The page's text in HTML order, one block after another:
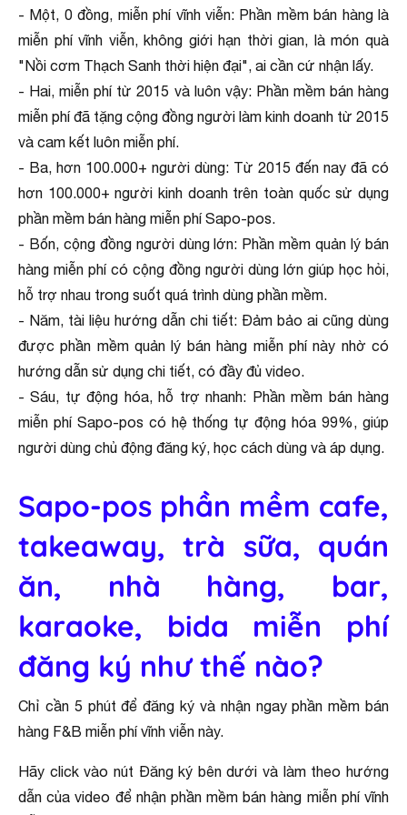
- Một, 0 đồng, miễn phí vĩnh viễn: Phần mềm bán hàng là
miễn phí vĩnh viễn, không giới hạn thời gian, là món quà
"Nồi cơm Thạch Sanh thời hiện đại", ai cần cứ nhận lấy.
- Hai, miễn phí từ 2015 và luôn vậy: Phần mềm bán hàng
miễn phí đã tặng cộng đồng người làm kinh doanh từ 2015
và cam kết luôn miễn phí.
- Ba, hơn 100.000+ người dùng: Từ 2015 đến nay đã có
hơn 100.000+ người kinh doanh trên toàn quốc sử dụng
phần mềm bán hàng miễn phí Sapo-pos.
- Bốn, cộng đồng người dùng lớn: Phần mềm quản lý bán
hàng miễn phí có cộng đồng người dùng lớn giúp học hỏi,
hỗ trợ nhau trong suốt quá trình dùng phần mềm.
- Năm, tài liệu hướng dẫn chi tiết: Đảm bảo ai cũng dùng
được phần mềm quản lý bán hàng miễn phí này nhờ có
hướng dẫn sử dụng chi tiết, có đầy đủ video.
- Sáu, tự động hóa, hỗ trợ nhanh: Phần mềm bán hàng
miễn phí Sapo-pos có hệ thống tự động hóa 99%, giúp
người dùng chủ động đăng ký, học cách dùng và áp dụng.
Sapo-pos phần mềm cafe,
takeaway, trà sữa, quán
ăn, nhà hàng, bar,
karaoke, bida miễn phí
đăng ký như thế nào?
Chỉ cần 5 phút để đăng ký và nhận ngay phần mềm bán
hàng F&B miễn phí vĩnh viễn này.
Hãy click vào nút Đăng ký bên dưới và làm theo hướng
dẫn của video để nhận phần mềm bán hàng miễn phí vĩnh